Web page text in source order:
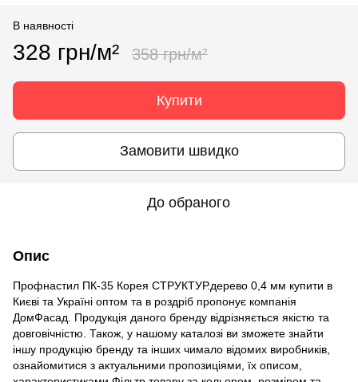
В наявності
328 грн/м² 358 грн/м²
Купити
Замовити швидко
До обраного
Опис
Профнастил ПК-35 Корея СТРУКТУР.дерево 0,4 мм купити в
Києві та Україні оптом та в роздріб пропонує компанія
ДомФасад. Продукція даного бренду відрізняється якістю та
довговічністю. Також, у нашому каталозі ви зможете знайти
іншу продукцію бренду та інших чимало відомих виробників,
ознайомитися з актуальними пропозиціями, їх описом,